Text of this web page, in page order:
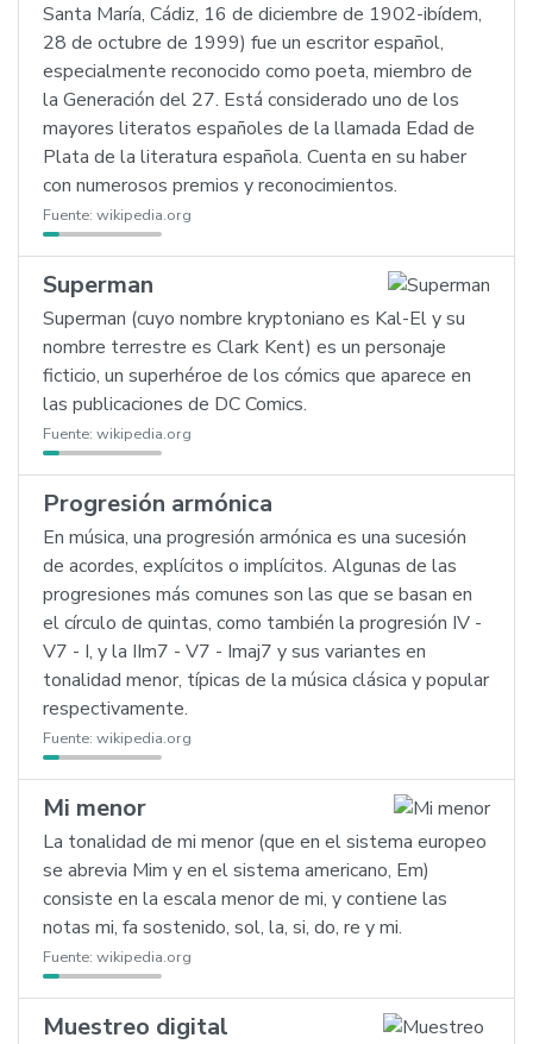
Santa María, Cádiz, 16 de diciembre de 1902-ibídem,
28 de octubre de 1999) fue un escritor español,
especialmente reconocido como poeta, miembro de
la Generación del 27. Está considerado uno de los
mayores literatos españoles de la llamada Edad de
Plata de la literatura española. Cuenta en su haber
con numerosos premios y reconocimientos.
Fuente: wikipedia.org
Superman
Superman (cuyo nombre kryptoniano es Kal-El y su
nombre terrestre es Clark Kent) es un personaje
ficticio, un superhéroe de los cómics que aparece en
las publicaciones de DC Comics.
Fuente: wikipedia.org
Progresión armónica
En música, una progresión armónica es una sucesión
de acordes, explícitos o implícitos. Algunas de las
progresiones más comunes son las que se basan en
el círculo de quintas, como también la progresión IV -
V7 - I, y la IIm7 - V7 - Imaj7 y sus variantes en
tonalidad menor, típicas de la música clásica y popular
respectivamente.
Fuente: wikipedia.org
Mi menor
La tonalidad de mi menor (que en el sistema europeo
se abrevia Mim y en el sistema americano, Em)
consiste en la escala menor de mi, y contiene las
notas mi, fa sostenido, sol, la, si, do, re y mi.
Fuente: wikipedia.org
Muestreo digital